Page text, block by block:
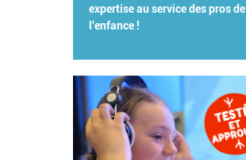
expertise au service des pros de
l'enfance !